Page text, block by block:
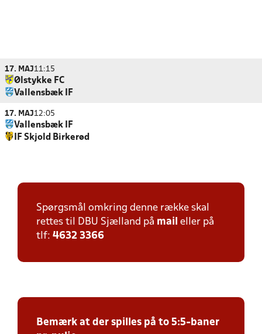
17. MAJ11:15
Ølstykke FC
Vallensbæk IF
17. MAJ12:05
Vallensbæk IF
IF Skjold Birkerød
Spørgsmål omkring denne række skal
rettes til DBU Sjælland på mail eller på
tlf: 4632 3366
Bemærk at der spilles på to 5:5-baner